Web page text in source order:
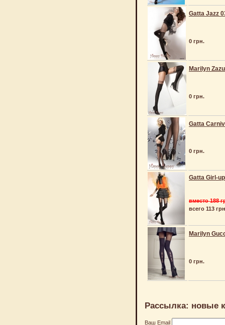
Gatta Jazz
0 грн.
Marilyn
0 грн.
Gatta
0 грн.
Gatta Girl-
вместо 188
всего 113
Marilyn
0 грн.
Рассылка: новые
Ваш Email